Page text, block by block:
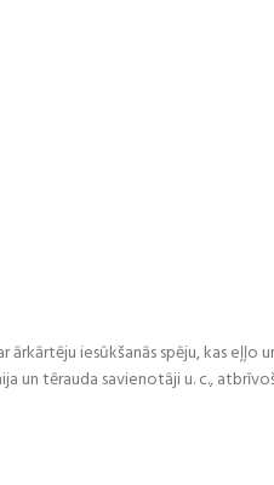
ārkārtēju iesūkšanās spēju, kas
un tērauda savienotāji u. c.,